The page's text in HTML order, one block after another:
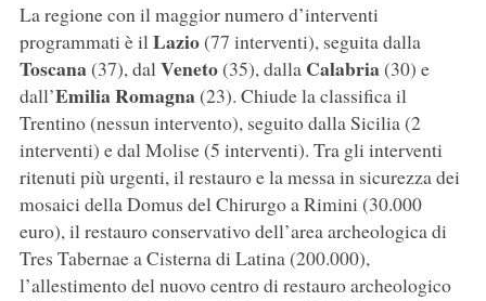
La regione con il maggior numero d’interventi
programmati è ilLazio(77 interventi), seguita dalla
Toscana(37), dalVeneto(35), dalla Calabria(30) e
dall’Emilia Romagna(23). Chiude la classifica il
Trentino (nessun intervento), seguito dalla Sicilia (2
interventi) e dal Molise (5 interventi). Tra gli interventi
ritenuti più urgenti, il restauro e la messa in sicurezza dei
mosaici della Domus del Chirurgo a Rimini (30.000
euro), il restauro conservativo dell’area archeologica di
Tres Tabernae a Cisterna di Latina (200.000),
l’allestimento del nuovo centro di restauro archeologico